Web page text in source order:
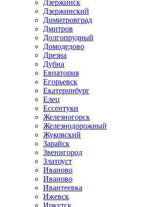
Дзержинск
Дзержинский
Димитровград
Дмитров
Долгопрудный
Домодедово
Дрезна
Дубна
Евпатория
Егорьевск
Екатеринбург
Елец
Ессентуки
Железногорск
Железнодорожный
Жуковский
Зарайск
Звенигород
Златоуст
Иваново
Иваново
Ивантеевка
Ижевск
Иркутск